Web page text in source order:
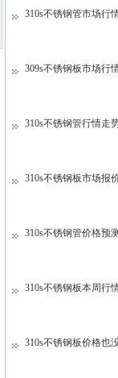
310s不锈钢管市场行
309s不锈钢板市场行
310s不锈钢管行情走
310s不锈钢板市场报
310s不锈钢管价格预
310s不锈钢板本周行
310s不锈钢板价格也